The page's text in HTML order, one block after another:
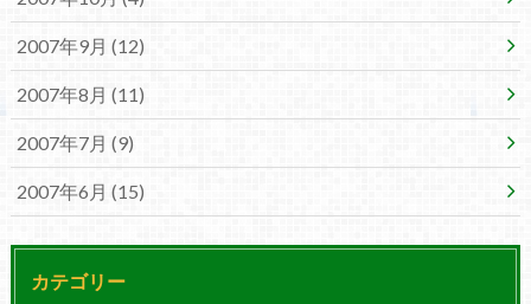
2007年9月 (12)
2007年8月 (11)
2007年7月 (9)
2007年6月 (15)
カテゴリー